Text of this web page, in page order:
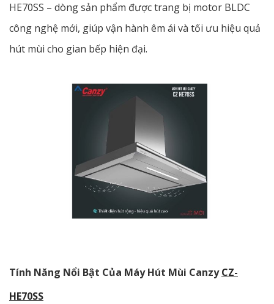
HE70SS – dòng sản phẩm được trang bị motor BLDC
công nghệ mới, giúp vận hành êm ái và tối ưu hiệu quả
hút mùi cho gian bếp hiện đại.
Tính Năng Nổi Bật Của Máy Hút Mùi CanzyCZ-
HE70SS